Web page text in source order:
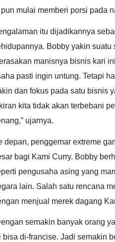
mulai memberi porsi pada
itu dijadikannya
Bobby yakin suatu
manisnya bisnis kari
pasti ingin untung. Tetapi
dan fokus pada satu bisnis
kita tidak akan terbebani
ujarnya.
depan, penggemar extreme
bagi Kami Curry. Bobby
pengusaha asing yang
lain. Salah satu rencana
menjual merek dagang
semakin banyak orang
bisa di-francise. Jadi semakin